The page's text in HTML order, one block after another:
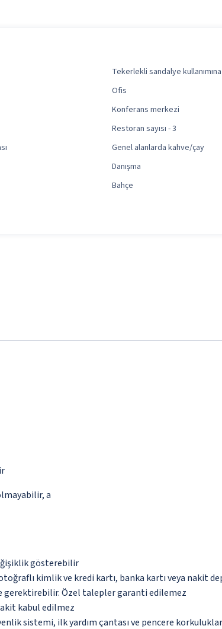
Tekerlekli sandalye
Ofis
Konferans merkezi
Restoran sayısı - 3
Genel alanlarda kahve/çay
Danışma
Bahçe
a
gösterebilir
kimlik ve kredi kartı, banka kartı veya nakit
gerektirebilir. Özel talepler garanti edilemez
kabul edilmez
sistemi, ilk yardım çantası ve pencere